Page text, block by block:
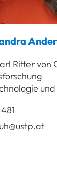
Ritter von